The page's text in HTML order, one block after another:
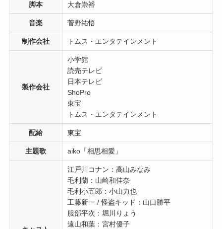
脚本 大倉崇裕
音楽 菅野祐悟
制作会社 トムス・エンタテインメント
製作会社
小学館
読売テレビ
日本テレビ
ShoPro
東宝
トムス・エンタテインメント
配給 東宝
主題歌 aiko「相思相愛」
江戸川コナン：高山みなみ
毛利蘭：山崎和佳奈
毛利小五郎：小山力也
工藤新一 / 怪盗キッド：山口勝平
服部平次：堀川りょう
遠山和葉：宮村優子